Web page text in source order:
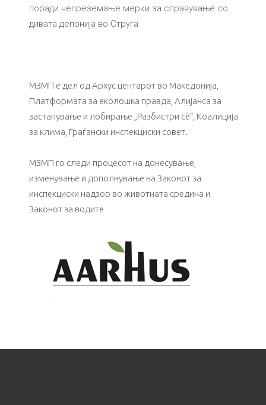
поради непреземање мерки за справување со
дивата депонија во Струга
МЗМП е дел од Архус центарот во Македонија,
Платформата за еколошка правда, Алијанса за
зaстапување и лобирање „Разбистри сѐ“, Коалиција
за клима, Граѓански инспекциски совет.
МЗМП го следи процесот на донесување,
изменување и дополнување на Законот за
инспекциски надзор во животната средина и
Законот за водите